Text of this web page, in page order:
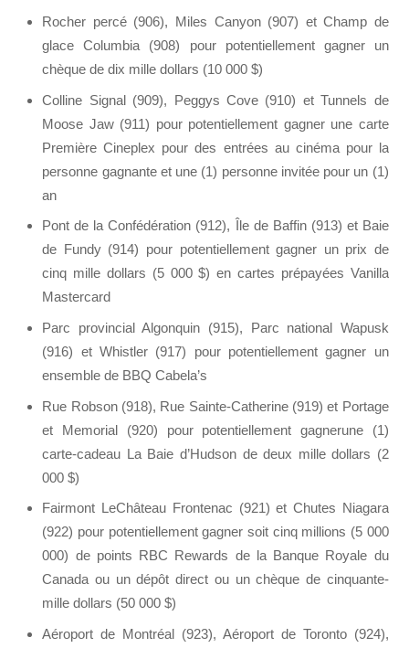
Rocher percé (906), Miles Canyon (907) et Champ de
glace Columbia (908) pour potentiellement gagner un
chèque de dix mille dollars (10 000 $)
Colline Signal (909), Peggys Cove (910) et Tunnels de
Moose Jaw (911) pour potentiellement gagner une carte
Première Cineplex pour des entrées au cinéma pour la
personne gagnante et une (1) personne invitée pour un (1)
an
Pont de la Confédération (912), Île de Baffin (913) et Baie
de Fundy (914) pour potentiellement gagner un prix de
cinq mille dollars (5 000 $) en cartes prépayées Vanilla
Mastercard
Parc provincial Algonquin (915), Parc national Wapusk
(916) et Whistler (917) pour potentiellement gagner un
ensemble de BBQ Cabela’s
Rue Robson (918), Rue Sainte-Catherine (919) et Portage
et Memorial (920) pour potentiellement gagnerune (1)
carte-cadeau La Baie d’Hudson de deux mille dollars (2
000 $)
Fairmont LeChâteau Frontenac (921) et Chutes Niagara
(922) pour potentiellement gagner soit cinq millions (5 000
000) de points RBC Rewards de la Banque Royale du
Canada ou un dépôt direct ou un chèque de cinquante-
mille dollars (50 000 $)
Aéroport de Montréal (923), Aéroport de Toronto (924),